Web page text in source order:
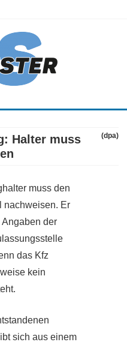
Halter muss
(dpa)
muss den
nachweisen. Er
der
das Kfz
kein
sich aus einem